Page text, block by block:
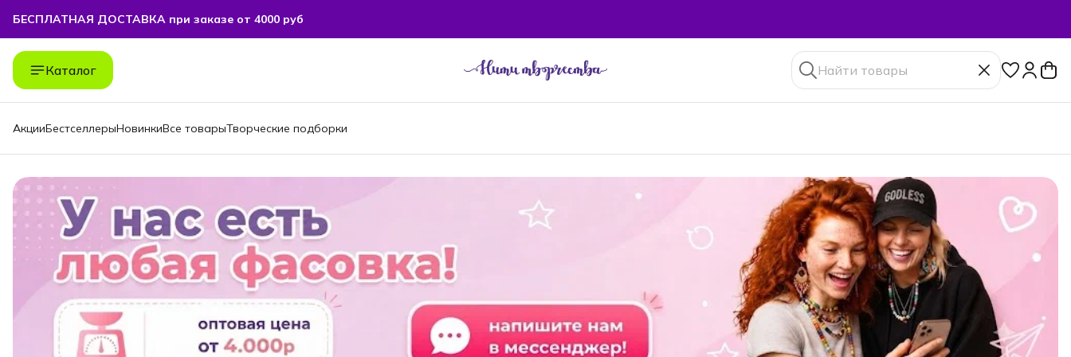
БЕСПЛАТНАЯ ДОСТАВКА при заказе от 4000 руб
БЕСПЛАТНАЯ ДОСТАВКА при заказе от 4000 руб
Каталог
АкцииБестселлерыНовинкиВсе товарыТворческие подборки